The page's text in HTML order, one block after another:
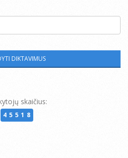
skaičius:
45518